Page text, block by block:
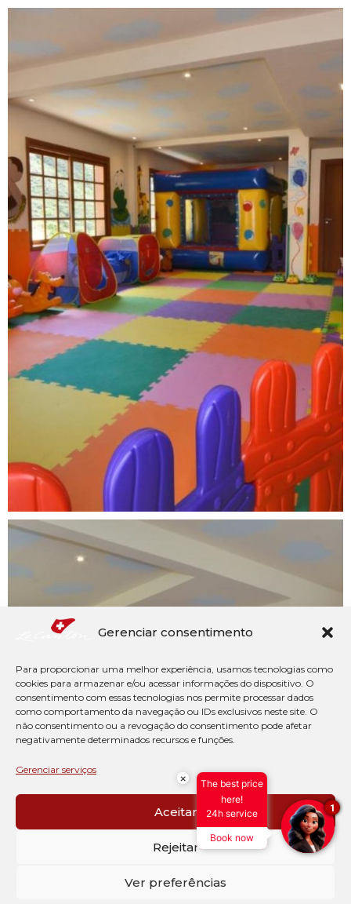
Gerenciar consentimento
Para proporcionar uma melhor experiência, usamos tecnologias como
cookies para armazenar e/ou acessar informações do dispositivo. O
consentimento com essas tecnologias nos permite processar dados
como comportamento da navegação ou IDs exclusivos neste site. O
não consentimento ou a revogação do consentimento pode afetar
negativamente determinados recursos e funções.
Gerenciar serviços
Aceitar
Rejeitar
Ver preferências
×
The best price
here!
24h service
Book now
1